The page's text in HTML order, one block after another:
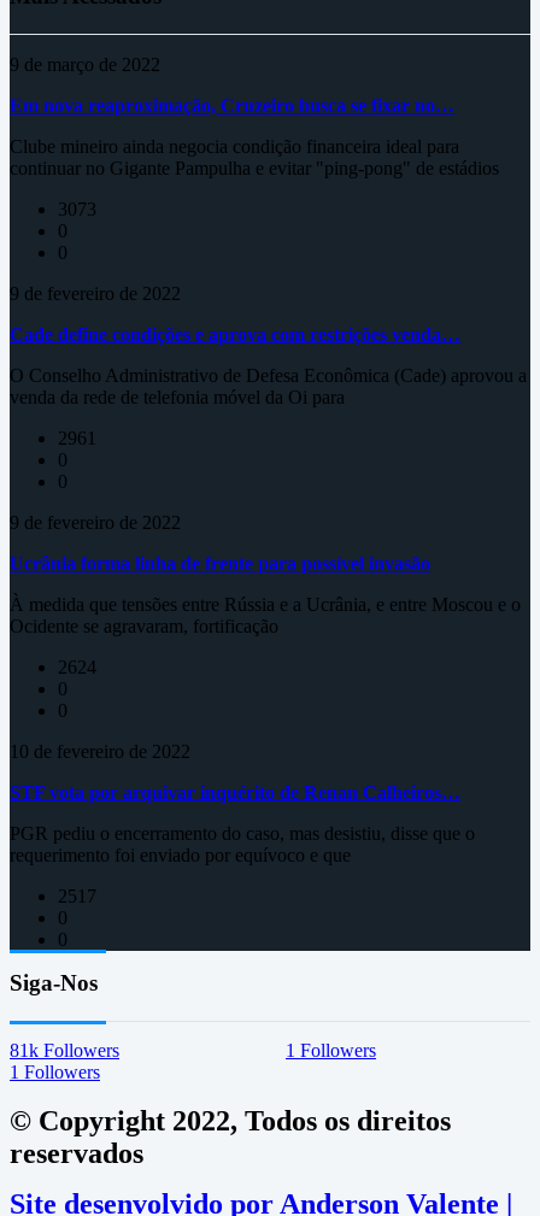
9 de março de 2022
Em nova reaproximação, Cruzeiro busca se fixar no…
Clube mineiro ainda negocia condição financeira ideal para
continuar no Gigante Pampulha e evitar "ping-pong" de estádios
3073
0
0
9 de fevereiro de 2022
Cade define condições e aprova com restrições venda…
O Conselho Administrativo de Defesa Econômica (Cade) aprovou a
venda da rede de telefonia móvel da Oi para
2961
0
0
9 de fevereiro de 2022
Ucrânia forma linha de frente para possível invasão
À medida que tensões entre Rússia e a Ucrânia, e entre Moscou e o
Ocidente se agravaram, fortificação
2624
0
0
10 de fevereiro de 2022
STF vota por arquivar inquérito de Renan Calheiros…
PGR pediu o encerramento do caso, mas desistiu, disse que o
requerimento foi enviado por equívoco e que
2517
0
0
Siga-Nos
81k Followers 1 Followers
1 Followers
© Copyright 2022, Todos os direitos
reservados
Site desenvolvido por Anderson Valente |